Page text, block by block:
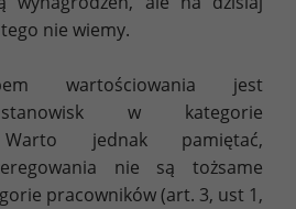
nie wiemy.
wartościowania jest
w kategorie
Warto jednak pamiętać,
nie są tożsame
pracowników (art. 3, ust 1,